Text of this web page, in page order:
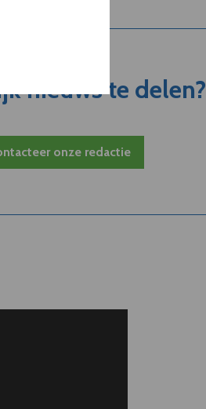
nieuws te delen?
onze redactie